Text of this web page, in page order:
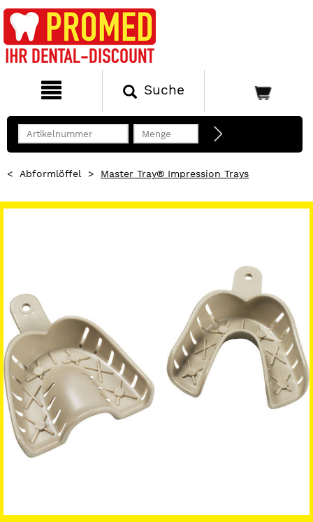
Suche
< Abformlöffel > Master Tray® Impression Trays